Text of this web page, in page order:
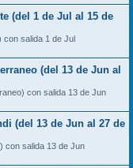
(del 1 de Jul al 15 de
con salida 1 de Jul
(del 13 de Jun al
con salida 13 de Jun
(del 13 de Jun al 27 de
con salida 13 de Jun